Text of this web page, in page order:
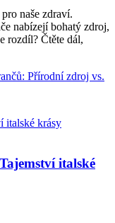
naše zdraví.
nabízejí bohatý zdroj,
rozdíl? Čtěte dál,
Přírodní zdroj vs.
italské